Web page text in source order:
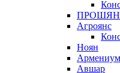
ПРОШЯН
Агроянс
Ноян
Армениум
Авшар